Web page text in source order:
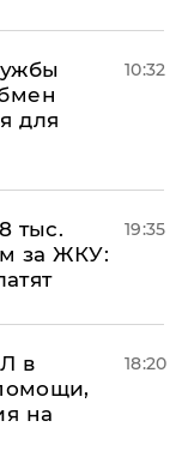
для
10:32
тыс.
за ЖКУ:
19:35
в
на
18:20